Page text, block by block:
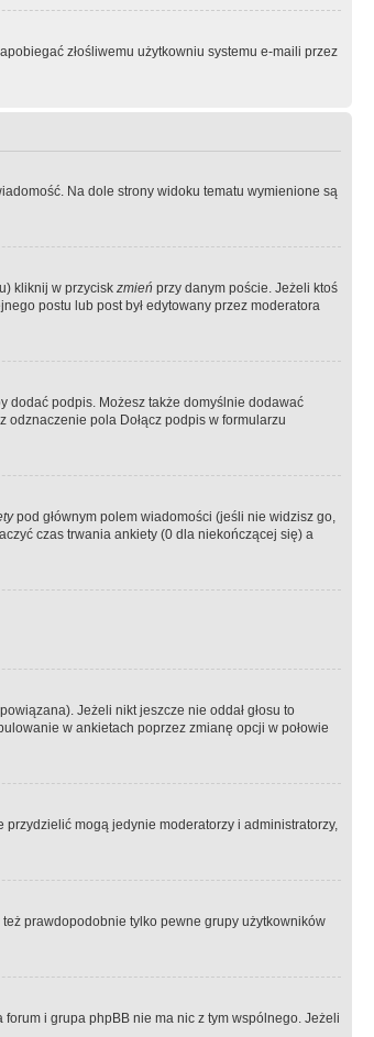
złośliwemu użytkowniu systemu e-maili przez
Na dole strony widoku tematu wymienione są
kliknij w przycisk zmień przy danym poście. Jeżeli ktoś
postu lub post był edytowany przez moderatora
dodać podpis. Możesz także domyślnie dodawać
pola Dołącz podpis w formularzu
pod głównym polem wiadomości (jeśli nie widzisz go,
czas trwania ankiety (0 dla niekończącej się) a
Jeżeli nikt jeszcze nie oddał głosu to
w ankietach poprzez zmianę opcji w połowie
mogą jedynie moderatorzy i administratorzy,
prawdopodobnie tylko pewne grupy użytkowników
i grupa phpBB nie ma nic z tym wspólnego. Jeżeli